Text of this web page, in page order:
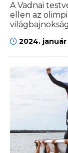
A Vadnai
ellen az
2024. január